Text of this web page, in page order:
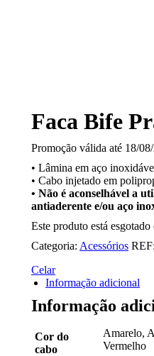
Faca Bife
Promoção válida até 18/
• Lâmina em aço
• Cabo injetado em
• Não é aconselhável a
antiaderente e/ou aço
Este produto está
Categoria: Acessórios REF:
Celar
Informação adicional
Informação
Cor do
cabo
Amarelo,
Vermelho